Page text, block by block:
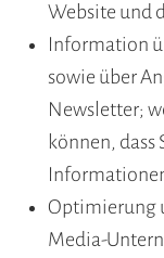
Website und
Information
sowie über
Newsletter;
können, dass
Optimierung
Media-